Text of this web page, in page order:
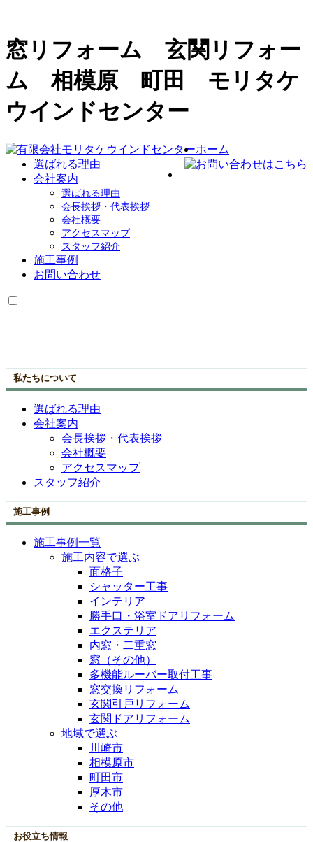
窓リフォーム 玄関リフォー
ム 相模原 町田 モリタケ
ウインドセンター
ホーム
選ばれる理由
会社案内
選ばれる理由
会長挨拶・代表挨拶
会社概要
アクセスマップ
スタッフ紹介
施工事例
お問い合わせ
私たちについて
選ばれる理由
会社案内
会長挨拶・代表挨拶
会社概要
アクセスマップ
スタッフ紹介
施工事例
施工事例一覧
施工内容で選ぶ
面格子
シャッター工事
インテリア
勝手口・浴室ドアリフォーム
エクステリア
内窓・二重窓
窓（その他）
多機能ルーバー取付工事
窓交換リフォーム
玄関引戸リフォーム
玄関ドアリフォーム
地域で選ぶ
川崎市
相模原市
町田市
厚木市
その他
お役立ち情報